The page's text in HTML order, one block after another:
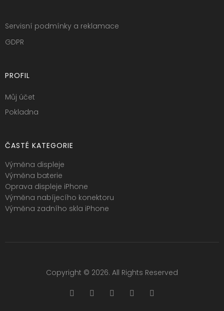
Servisní podmínky a reklamace
GDPR
PROFIL
Můj účet
Pokladna
ČASTÉ KATEGORIE
Výměna displeje
Výměna baterie
Oprava displeje iPhone
Výměna nabíjecího konektoru
Výměna zadního skla iPhone
Copyright © 2026. All Rights Reserved